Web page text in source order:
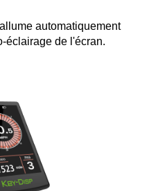
automatiquement
éclairage de l'écran.